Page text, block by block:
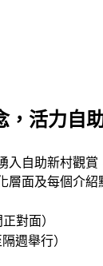
，活力自
自助新村觀
面及每個介
正對面）
週舉行）